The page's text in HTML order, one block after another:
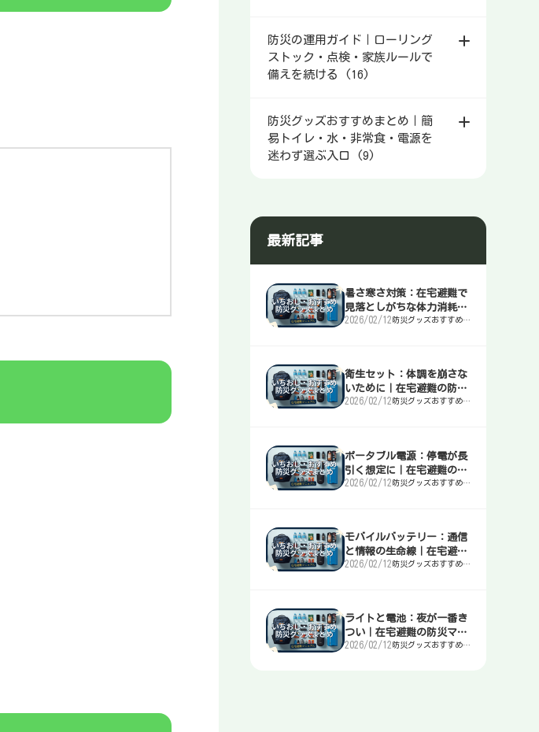
防災の運用ガイド｜ローリング
ストック・点検・家族ルールで
備えを続ける (16)
防災グッズおすすめまとめ｜簡
易トイレ・水・非常食・電源を
迷わず選ぶ入口 (9)
最新記事
暑さ寒さ対策：在宅避難で
見落としがちな体力消耗を
止める｜在宅避難の防災マ
2026/02/12 防災グッズおすすめま
衛生セット：体調を崩さな
いために｜在宅避難の防災
マニュアル
2026/02/12 防災グッズおすすめま
ポータブル電源：停電が長
引く想定に｜在宅避難の防
災マニュアル
2026/02/12 防災グッズおすすめま
モバイルバッテリー：通信
と情報の生命線｜在宅避難
の防災マニュアル
2026/02/12 防災グッズおすすめま
ライトと電池：夜が一番き
つい｜在宅避難の防災マニ
ュアル
2026/02/12 防災グッズおすすめま